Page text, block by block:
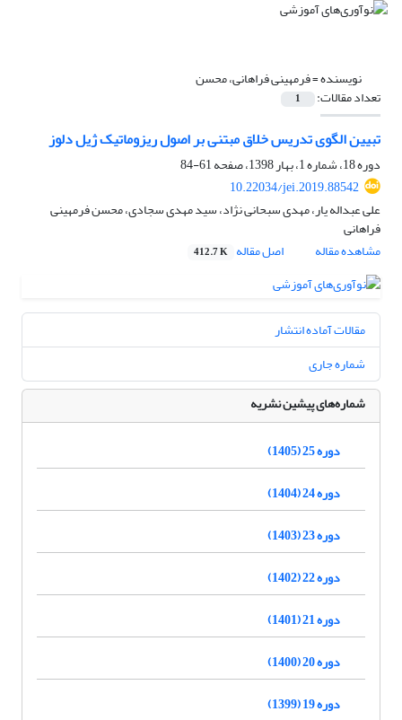
نویسنده =فرمهینی فراهانی، محسن
تعداد مقالات: 1
تبیین الگوی تدریس خلاق مبتنی بر اصول ریزوماتیک ژیل دلوز
دوره 18، شماره 1، بهار 1398، صفحه
61-84
10.22034/jei.2019.88542
علی عبداله یار، مهدی سبحانی نژاد، سید مهدی سجادی، محسن فرمهینی
فراهانی
مشاهده مقاله
اصل مقاله 412.7 K
مقالات آماده انتشار
شماره جاری
شماره‌های پیشین نشریه
دوره 25 (1405)
دوره 24 (1404)
دوره 23 (1403)
دوره 22 (1402)
دوره 21 (1401)
دوره 20 (1400)
دوره 19 (1399)